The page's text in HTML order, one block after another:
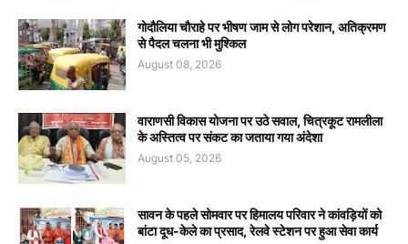
गोदौलिया चौराहे पर भीषण जाम से लोग परेशान, अतिक्रमण
से पैदल चलना भी मुश्किल
August 08, 2026
वाराणसी विकास योजना पर उठे सवाल, चित्रकूट रामलीला
के अस्तित्व पर संकट का जताया गया अंदेशा
August 05, 2026
सावन के पहले सोमवार पर हिमालय परिवार ने कांवड़ियों को
बांटा दूध-केले का प्रसाद, रेलवे स्टेशन पर हुआ सेवा कार्य